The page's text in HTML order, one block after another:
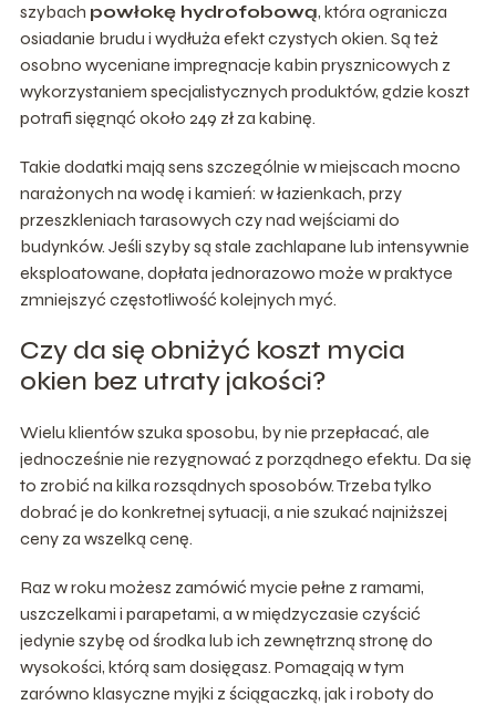
szybach powłokę hydrofobową, która ogranicza
osiadanie brudu i wydłuża efekt czystych okien. Są też
osobno wyceniane impregnacje kabin prysznicowych z
wykorzystaniem specjalistycznych produktów, gdzie koszt
potrafi sięgnąć około 249 zł za kabinę.
Takie dodatki mają sens szczególnie w miejscach mocno
narażonych na wodę i kamień: w łazienkach, przy
przeszkleniach tarasowych czy nad wejściami do
budynków. Jeśli szyby są stale zachlapane lub intensywnie
eksploatowane, dopłata jednorazowo może w praktyce
zmniejszyć częstotliwość kolejnych myć.
Czy da się obniżyć koszt mycia
okien bez utraty jakości?
Wielu klientów szuka sposobu, by nie przepłacać, ale
jednocześnie nie rezygnować z porządnego efektu. Da się
to zrobić na kilka rozsądnych sposobów. Trzeba tylko
dobrać je do konkretnej sytuacji, a nie szukać najniższej
ceny za wszelką cenę.
Raz w roku możesz zamówić mycie pełne z ramami,
uszczelkami i parapetami, a w międzyczasie czyścić
jedynie szybę od środka lub ich zewnętrzną stronę do
wysokości, którą sam dosięgasz. Pomagają w tym
zarówno klasyczne myjki z ściągaczką, jak i roboty do